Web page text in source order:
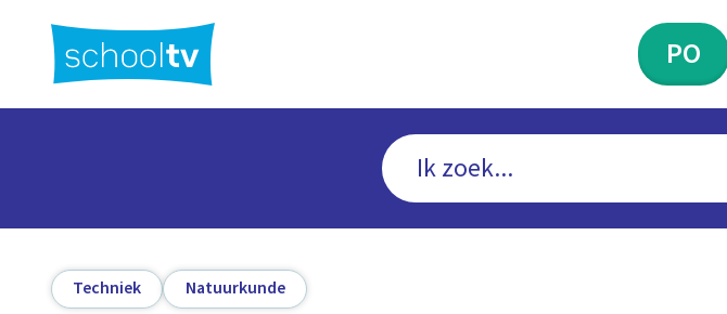
hoofdinhoud
PO
Techniek Natuurkunde